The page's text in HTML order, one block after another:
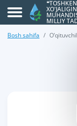
MILLIY
Bosh sahifa